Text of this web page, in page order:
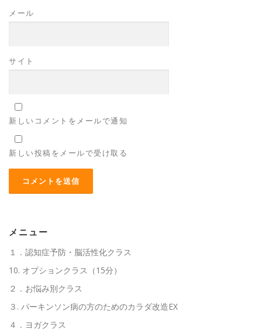
メール
サイト
新しいコメントをメールで通知
新しい投稿をメールで受け取る
メニュー
１．認知症予防・脳活性化クラス
10. オプションクラス（15分）
２．お悩み別クラス
３. パーキンソン病の方のためのカラダ改造EX
４．ヨガクラス